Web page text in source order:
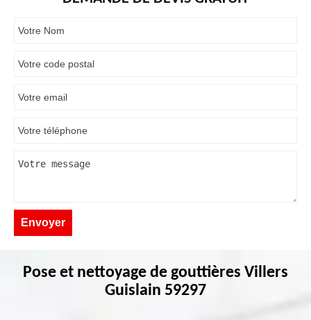
Pose et nettoyage de gouttières Villers
Guislain 59297